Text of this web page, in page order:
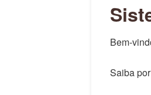
Bem-
Saiba